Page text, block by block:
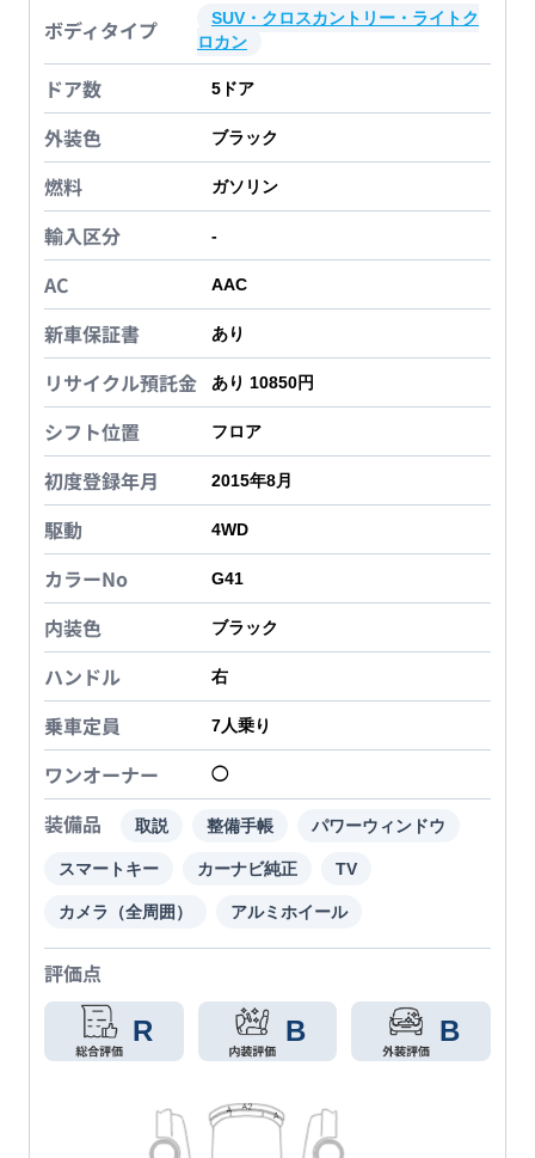
ボディタイプ
SUV・クロスカントリー・ライトク
ロカン
ドア数 5 ドア
外装色 ブラック
燃料 ガソリン
輸入区分 -
AC AAC
新車保証書 あり
リサイクル預託金 あり 10850円
シフト位置 フロア
初度登録年月 2015年8月
駆動 4WD
カラーNo G41
内装色 ブラック
ハンドル 右
乗車定員 7人乗り
ワンオーナー ◯
装備品 取説 整備手帳 パワーウィンドウ
スマートキー カーナビ純正 TV
カメラ（全周囲） アルミホイール
評価点
R B B